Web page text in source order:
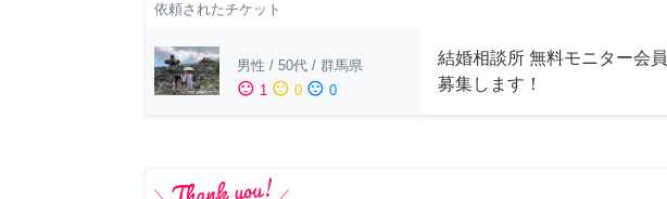
依頼されたチケット
男性 / 50代 / 群馬県
sentiment_satisfied 1 sentiment_neutral 0 sentiment_dissatisfied 0
結婚相談所 無料モニター会員
募集します！